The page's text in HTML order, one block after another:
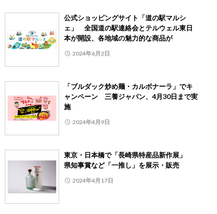
公式ショッピングサイト「道の駅マルシ
ェ」 全国道の駅連絡会とテルウェル東日
本が開設、各地域の魅力的な商品が
2024年6月2日
「ブルダック炒め麺・カルボナーラ」でキ
ャンペーン 三養ジャパン、4月30日まで実
施
2024年4月9日
東京・日本橋で「長崎県特産品新作展」
県知事賞など「一推し」を展示・販売
2024年4月17日